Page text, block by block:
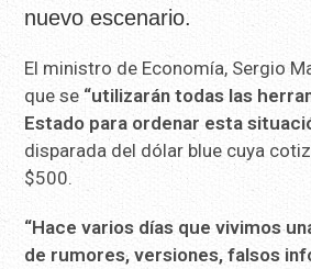
nuevo escenario.
El ministro de Economía, Sergio
que se “utilizarán todas las
Estado para ordenar esta
disparada del dólar blue cuya
$500.
“Hace varios días que vivimos
de rumores, versiones, falsos